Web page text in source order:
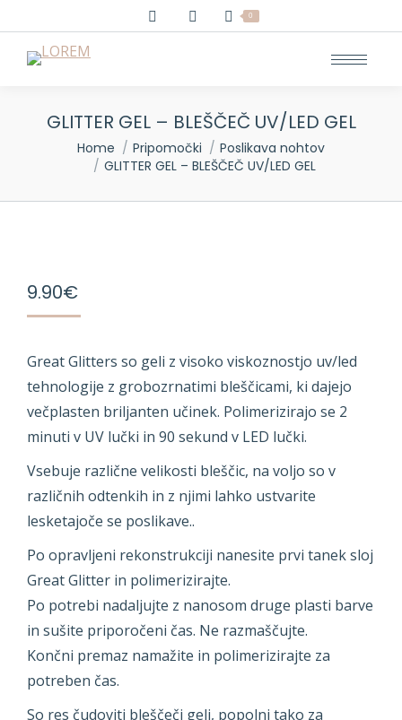
0
GLITTER GEL – BLEŠČEČ UV/LED GEL
You are here:
Home Pripomočki
Poslikava nohtov
GLITTER GEL – BLEŠČEČ UV/LED GEL
9.90€
Great Glitters so geli z visoko viskoznostjo uv/led
tehnologije z grobozrnatimi bleščicami, ki dajejo
večplasten briljanten učinek. Polimerizirajo se 2
minuti v UV lučki in 90 sekund v LED lučki.
Vsebuje različne velikosti bleščic, na voljo so v
različnih odtenkih in z njimi lahko ustvarite
lesketajoče se poslikave..
Po opravljeni rekonstrukciji nanesite prvi tanek sloj
Great Glitter in polimerizirajte.
Po potrebi nadaljujte z nanosom druge plasti barve
in sušite priporočeni čas. Ne razmaščujte.
Končni premaz namažite in polimerizirajte za
potreben čas.
So res čudoviti bleščeči geli, popolni tako za